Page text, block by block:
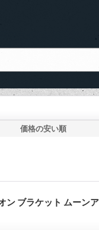
価格の安い順
オン ブラケット ムー